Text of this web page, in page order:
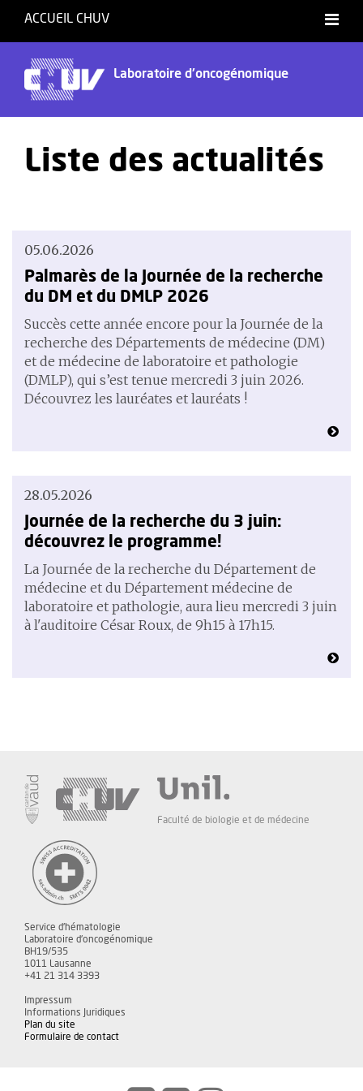
ACCUEIL CHUV
Laboratoire d'oncogénomique
Liste des actualités
05.06.2026
Palmarès de la Journée de la recherche
du DM et du DMLP 2026
Succès cette année encore pour la Journée de la
recherche des Départements de médecine (DM)
et de médecine de laboratoire et pathologie
(DMLP), qui s’est tenue mercredi 3 juin 2026.
Découvrez les lauréates et lauréats !
28.05.2026
Journée de la recherche du 3 juin:
découvrez le programme!
La Journée de la recherche du Département de
médecine et du Département médecine de
laboratoire et pathologie, aura lieu mercredi 3 juin
à l'auditoire César Roux, de 9h15 à 17h15.
Faculté de biologie et de médecine
Service d'hématologie
Laboratoire d'oncogénomique
BH19/535
1011 Lausanne
+41 21 314 3393
Impressum
Informations Juridiques
Plan du site
Formulaire de contact